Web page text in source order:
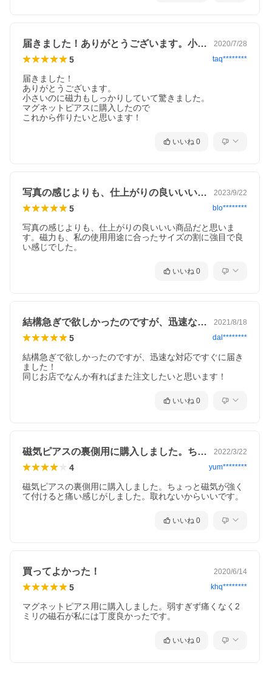
届きました！ありがとうございます。小さ… 2020/7/28
5 taq********
届きました！
ありがとうございます。
小さいのに磁力もしっかりしていて驚きました。
マグネットピアスに購入したので
これから作りたいと思います！
いいね 0
写真の感じよりも、仕上がりの良いいい商… 2023/9/22
5 blo********
写真の感じよりも、仕上がりの良いいい商品だと思いま
す。磁力も、私の使用用途に合ったサイズの割に強目で良
い感じでした。
いいね 0
結構急ぎで欲しかったのですが、迅速な対… 2021/8/18
5 dal********
結構急ぎで欲しかったのですが、迅速な対応ですぐに届き
ました！
同じお店でなんか有ればまた注文したいと思います！
いいね 0
磁気ピアスの裏側用に購入しました。ちょ… 2022/3/22
4 yum********
磁気ピアスの裏側用に購入しました。ちょっと磁気が強く
て付けると痛い感じがしました。取れないからいいです。
いいね 0
買ってよかった！ 2020/6/14
5 khq********
マグネットピアス用に購入しました。弱すぎず痛くなく2
ミリの磁石が私には丁度良かったです。
いいね 0